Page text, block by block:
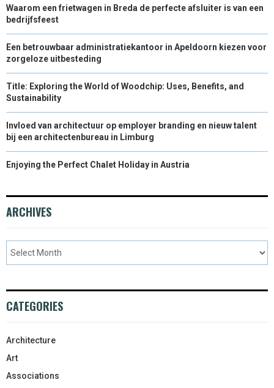
Waarom een frietwagen in Breda de perfecte afsluiter is van een
bedrijfsfeest
Een betrouwbaar administratiekantoor in Apeldoorn kiezen voor
zorgeloze uitbesteding
Title: Exploring the World of Woodchip: Uses, Benefits, and
Sustainability
Invloed van architectuur op employer branding en nieuw talent
bij een architectenbureau in Limburg
Enjoying the Perfect Chalet Holiday in Austria
ARCHIVES
CATEGORIES
Architecture
Art
Associations